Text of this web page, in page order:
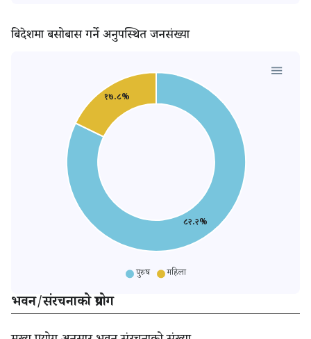
बिदेशमा बसोबास गर्ने अनुपस्थित जनसंख्या
पुरुष महिला
८२.२%
१७.८%
भवन/संरचनाको प्रयोग